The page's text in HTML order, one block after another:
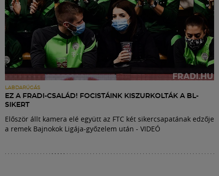
LABDARÚGÁS
EZ A FRADI-CSALÁD! FOCISTÁINK KISZURKOLTÁK A BL-
SIKERT
Először állt kamera elé együtt az FTC két sikercsapatának edzője
a remek Bajnokok Ligája-győzelem után - VIDEÓ